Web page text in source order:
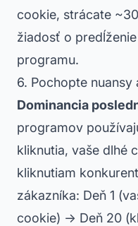
cookie, strácate
žiadosť o
programu.
6. Pochopte
Dominancia
programov
kliknutia, vaše dlhé
kliknutiam
zákazníka: Deň 1
cookie) → Deň 20